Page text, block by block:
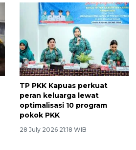
TP PKK Kapuas perkuat
peran keluarga lewat
optimalisasi 10 program
pokok PKK
28 July 2026 21:18 WIB